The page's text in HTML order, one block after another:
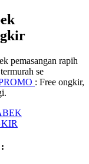
pemasangan rapih
se
: Free ongkir,